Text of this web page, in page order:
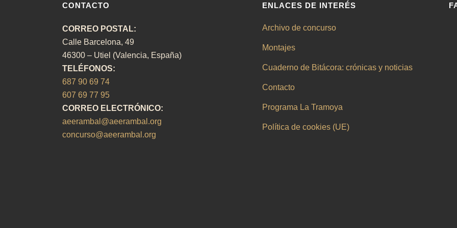
CONTACTO
CORREO POSTAL:
Calle Barcelona, 49
46300 – Utiel (Valencia, España)
TELÉFONOS:
687 90 69 74
607 69 77 95
CORREO ELECTRÓNICO:
aeerambal@aeerambal.org
concurso@aeerambal.org
ENLACES DE INTERÉS
Archivo de concurso
Montajes
Cuaderno de Bitácora: crónicas y noticias
Contacto
Programa La Tramoya
Política de cookies (UE)